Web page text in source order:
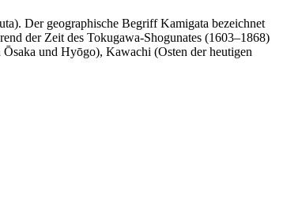
Der geographische Begriff Kamigata bezeichnet
der Zeit des Tokugawa-Shogunates (1603–1868)
und Hyōgo), Kawachi (Osten der heutigen